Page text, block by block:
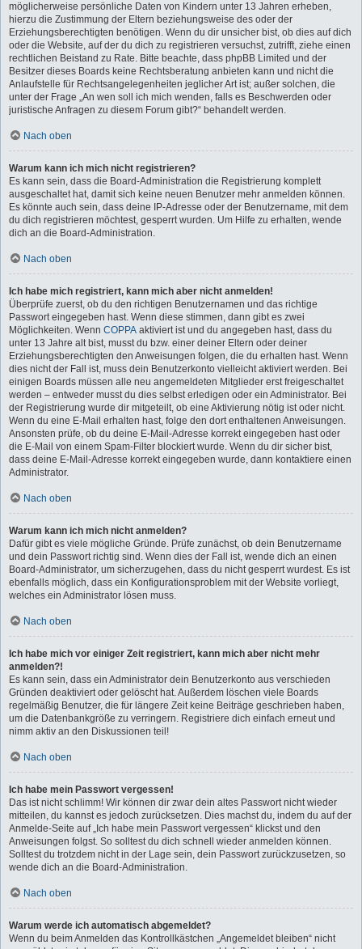
möglicherweise persönliche Daten von Kindern unter 13 Jahren erheben,
hierzu die Zustimmung der Eltern beziehungsweise des oder der
Erziehungsberechtigten benötigen. Wenn du dir unsicher bist, ob dies auf dich
oder die Website, auf der du dich zu registrieren versuchst, zutrifft, ziehe einen
rechtlichen Beistand zu Rate. Bitte beachte, dass phpBB Limited und der
Besitzer dieses Boards keine Rechtsberatung anbieten kann und nicht die
Anlaufstelle für Rechtsangelegenheiten jeglicher Art ist; außer solchen, die
unter der Frage „An wen soll ich mich wenden, falls es Beschwerden oder
juristische Anfragen zu diesem Forum gibt?“ behandelt werden.
Nach oben
Warum kann ich mich nicht registrieren?
Es kann sein, dass die Board-Administration die Registrierung komplett
ausgeschaltet hat, damit sich keine neuen Benutzer mehr anmelden können.
Es könnte auch sein, dass deine IP-Adresse oder der Benutzername, mit dem
du dich registrieren möchtest, gesperrt wurden. Um Hilfe zu erhalten, wende
dich an die Board-Administration.
Nach oben
Ich habe mich registriert, kann mich aber nicht anmelden!
Überprüfe zuerst, ob du den richtigen Benutzernamen und das richtige
Passwort eingegeben hast. Wenn diese stimmen, dann gibt es zwei
Möglichkeiten. Wenn COPPA aktiviert ist und du angegeben hast, dass du
unter 13 Jahre alt bist, musst du bzw. einer deiner Eltern oder deiner
Erziehungsberechtigten den Anweisungen folgen, die du erhalten hast. Wenn
dies nicht der Fall ist, muss dein Benutzerkonto vielleicht aktiviert werden. Bei
einigen Boards müssen alle neu angemeldeten Mitglieder erst freigeschaltet
werden – entweder musst du dies selbst erledigen oder ein Administrator. Bei
der Registrierung wurde dir mitgeteilt, ob eine Aktivierung nötig ist oder nicht.
Wenn du eine E-Mail erhalten hast, folge den dort enthaltenen Anweisungen.
Ansonsten prüfe, ob du deine E-Mail-Adresse korrekt eingegeben hast oder
die E-Mail von einem Spam-Filter blockiert wurde. Wenn du dir sicher bist,
dass deine E-Mail-Adresse korrekt eingegeben wurde, dann kontaktiere einen
Administrator.
Nach oben
Warum kann ich mich nicht anmelden?
Dafür gibt es viele mögliche Gründe. Prüfe zunächst, ob dein Benutzername
und dein Passwort richtig sind. Wenn dies der Fall ist, wende dich an einen
Board-Administrator, um sicherzugehen, dass du nicht gesperrt wurdest. Es ist
ebenfalls möglich, dass ein Konfigurationsproblem mit der Website vorliegt,
welches ein Administrator lösen muss.
Nach oben
Ich habe mich vor einiger Zeit registriert, kann mich aber nicht mehr
anmelden?!
Es kann sein, dass ein Administrator dein Benutzerkonto aus verschieden
Gründen deaktiviert oder gelöscht hat. Außerdem löschen viele Boards
regelmäßig Benutzer, die für längere Zeit keine Beiträge geschrieben haben,
um die Datenbankgröße zu verringern. Registriere dich einfach erneut und
nimm aktiv an den Diskussionen teil!
Nach oben
Ich habe mein Passwort vergessen!
Das ist nicht schlimm! Wir können dir zwar dein altes Passwort nicht wieder
mitteilen, du kannst es jedoch zurücksetzen. Dies machst du, indem du auf der
Anmelde-Seite auf „Ich habe mein Passwort vergessen“ klickst und den
Anweisungen folgst. So solltest du dich schnell wieder anmelden können.
Solltest du trotzdem nicht in der Lage sein, dein Passwort zurückzusetzen, so
wende dich an die Board-Administration.
Nach oben
Warum werde ich automatisch abgemeldet?
Wenn du beim Anmelden das Kontrollkästchen „Angemeldet bleiben“ nicht